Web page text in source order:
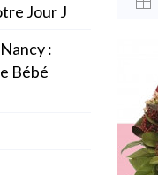
Jour J
:
Bébé